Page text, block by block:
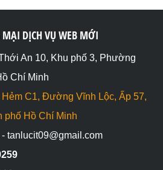
MẠI DỊCH VỤ WEB MỚI
An 10, Khu phố 3, Phường
Chí Minh
C1, Đường Vĩnh Lộc, Ấp 57,
phố Hồ Chí Minh
tanlucit09@gmail.com